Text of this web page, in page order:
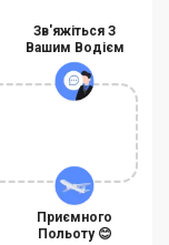
Зв'яжіться З
Вашим Водієм
Приємного
Польоту 😊